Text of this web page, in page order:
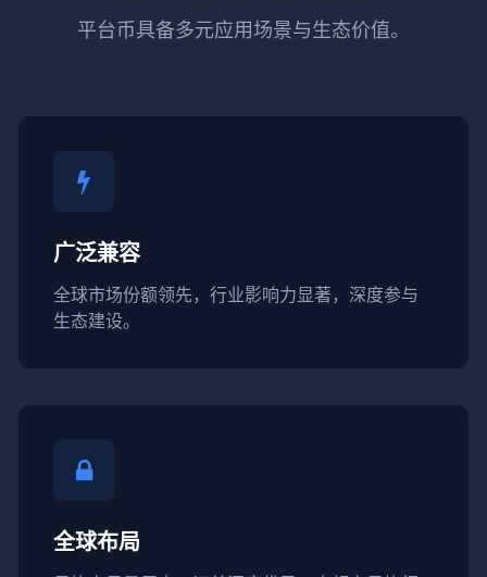
平台币具备多元应用场景与生态价值。
广泛兼容
全球市场份额领先，行业影响力显著，深度参与
生态建设。
全球布局